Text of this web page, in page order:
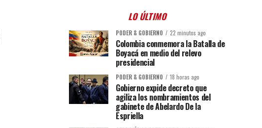
LO ÚLTIMO
PODER & GOBIERNO 22 minutos ago
Colombia conmemora la Batalla de
Boyacá en medio del relevo
presidencial
PODER & GOBIERNO 18 horas ago
Gobierno expide decreto que
agiliza los nombramientos del
gabinete de Abelardo De la
Espriella